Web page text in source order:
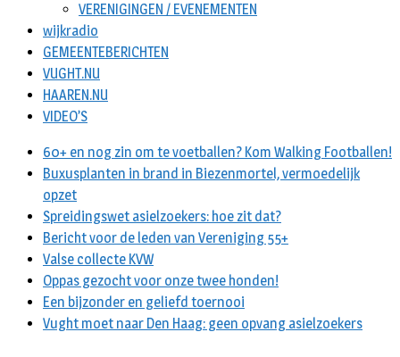
VERENIGINGEN / EVENEMENTEN
wijkradio
GEMEENTEBERICHTEN
VUGHT.NU
HAAREN.NU
VIDEO’S
60+ en nog zin om te voetballen? Kom Walking Footballen!
Buxusplanten in brand in Biezenmortel, vermoedelijk
opzet
Spreidingswet asielzoekers: hoe zit dat?
Bericht voor de leden van Vereniging 55+
Valse collecte KVW
Oppas gezocht voor onze twee honden!
Een bijzonder en geliefd toernooi
Vught moet naar Den Haag: geen opvang asielzoekers